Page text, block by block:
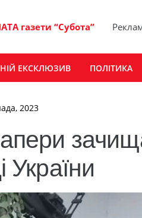
газети “Субота”
ЕКСКЛЮЗИВ ПОЛІТИКА
2023
України